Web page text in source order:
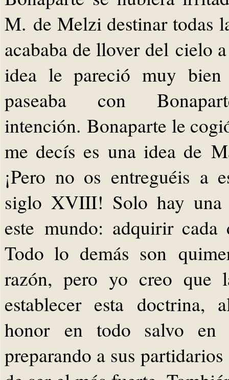
M. de Melzi destinar todas
acababa de llover del cielo
idea le pareció muy
paseaba con
intención. Bonaparte le
me decís es una idea de
¡Pero no os entreguéis a
siglo XVIII! Solo hay una
este mundo: adquirir
Todo lo demás son
razón, pero yo creo que
establecer esta
honor en todo salvo en
preparando a sus